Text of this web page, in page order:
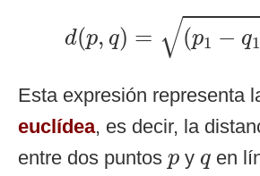
d(p, q) = √(p1 − q1
p1−q1)
Esta expresión representa
euclídea, es decir, la
entre dos puntos p
p y q
q en